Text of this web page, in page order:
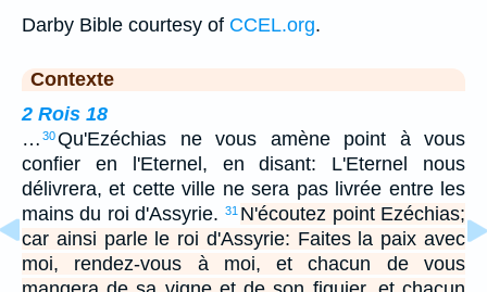
Darby Bible courtesy of CCEL.org.
Contexte
2 Rois 18
… 30Qu'Ezéchias ne vous amène point à vous
confier en l'Eternel, en disant: L'Eternel nous
délivrera, et cette ville ne sera pas livrée entre les
mains du roi d'Assyrie.
31 N'écoutez point Ezéchias;
car ainsi parle le roi d'Assyrie: Faites la paix avec
moi, rendez-vous à moi, et chacun de vous